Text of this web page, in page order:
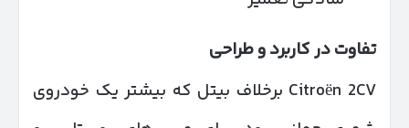
تفاوت در کاربرد و طراحی
Citroën 2CV برخلاف بیتل که بیشتر یک خودروی